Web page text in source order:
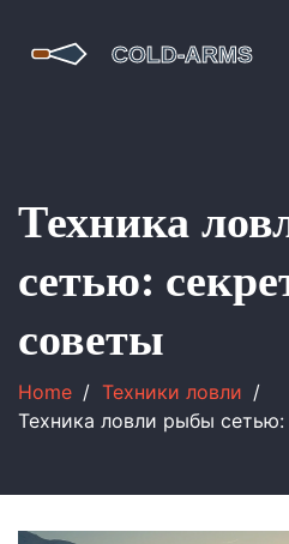
Техника
сетью:
советы
Home
Техники ловли
Техника ловли рыбы